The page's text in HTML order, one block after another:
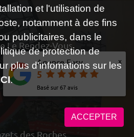
Le Rendez-Vous
des Roches
Agence Easy
5
Basé sur 67avis
x
et l'utilisation de
notamment à des fins
publicitaires, dans le
de protection de
plus d'infomations sur les
.
ACCEPTER